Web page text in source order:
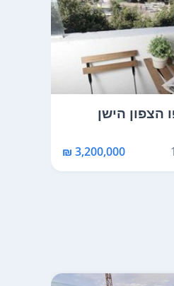
הצפון הישן
מזרחי
3,200,000 ₪